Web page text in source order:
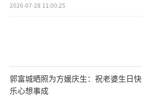
2026-07-28 11:00:25
郭富城晒照为方媛庆生：祝老婆生日快
乐心想事成